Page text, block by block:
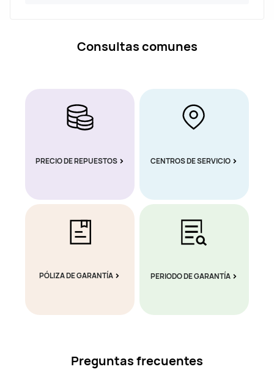
Consultas comunes
PRECIO DE REPUESTOS CENTROS DE SERVICIO
PÓLIZA DE GARANTÍA PERIODO DE GARANTÍA
Preguntas frecuentes